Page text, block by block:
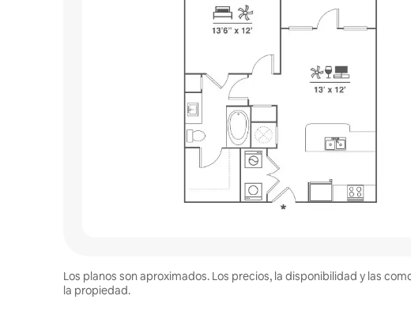
Los planos son aproximados. Los precios, la disponibilidad y las
la propiedad.